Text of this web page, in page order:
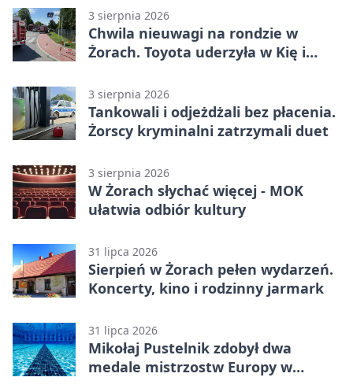
3 sierpnia 2026
Chwila nieuwagi na rondzie w
Żorach. Toyota uderzyła w Kię i
3 sierpnia 2026
Tankowali i odjeżdżali bez płacenia.
Żorscy kryminalni zatrzymali duet
3 sierpnia 2026
W Żorach słychać więcej - MOK
ułatwia odbiór kultury
31 lipca 2026
Sierpień w Żorach pełen wydarzeń.
Koncerty, kino i rodzinny jarmark
31 lipca 2026
Mikołaj Pustelnik zdobył dwa
medale mistrzostw Europy w